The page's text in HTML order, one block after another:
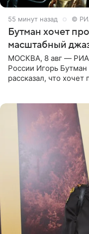
56 минут назад ©
Бутман хочет
масштабный
МОСКВА, 8 авг — РИА
России Игорь
рассказал, что